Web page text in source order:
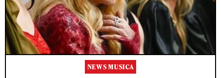
NEWS MUSICA